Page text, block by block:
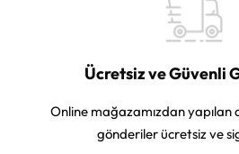
Ücretsiz ve Güvenli
Online mağazamızdan yapılan
gönderiler ücretsiz ve